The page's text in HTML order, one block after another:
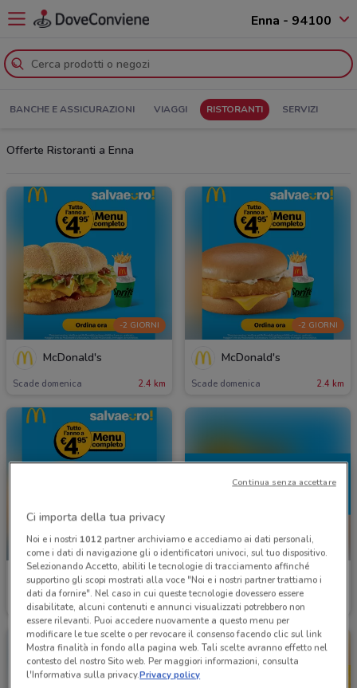
Enna - 94100
BANCHE E ASSICURAZIONI VIAGGI RISTORANTI SERVIZI
Offerte Ristoranti a Enna
-2 GIORNI
McDonald's
Scade domenica 2.4 km
-2 GIORNI
McDonald's
Scade domenica 2.4 km
-2 GIORNI
McDonald's
Scade domenica 2.4 km
McDonald's
Scade giovedì
Ci importa della tua privacy
Noi e i nostri 1012partner archiviamo e accediamo ai dati personali,
come i dati di navigazione gli o identificatori univoci, sul tuo dispositivo.
Selezionando Accetto, abiliti le tecnologie di tracciamento affinché
supportino gli scopi mostrati alla voce "Noi e i nostri partner trattiamo i
dati da fornire". Nel caso in cui queste tecnologie dovessero essere
disabilitate, alcuni contenuti e annunci visualizzati potrebbero non
essere rilevanti. Puoi accedere nuovamente a questo menu per
modificare le tue scelte o per revocare il consenso facendo clic sul link
Mostra finalità in fondo alla pagina web. Tali scelte avranno effetto nel
contesto del nostro Sito web. Per maggiori informazioni, consulta
l'Informativa sulla privacy.Privacy policy
Continua senza accettare